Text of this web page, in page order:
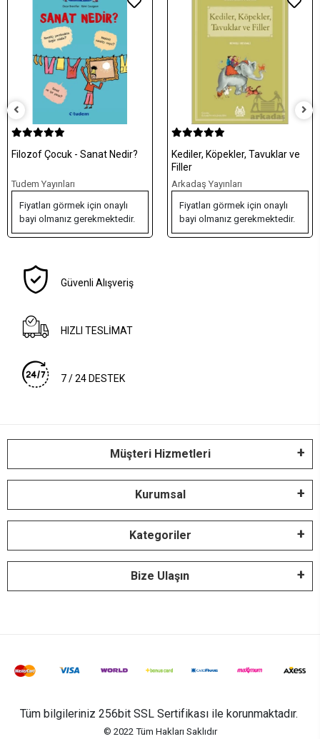
Filozof Çocuk - Sanat Nedir?
Tudem Yayınları
Fiyatları görmek için onaylı
bayi olmanız gerekmektedir.
Kediler, Köpekler, Tavuklar ve
Filler
Arkadaş Yayınları
Fiyatları görmek için onaylı
bayi olmanız gerekmektedir.
Güvenli Alışveriş
HIZLI TESLİMAT
7 / 24 DESTEK
Müşteri Hizmetleri
Kurumsal
Kategoriler
Bize Ulaşın
Tüm bilgileriniz 256bit SSL Sertifikası ile korunmaktadır.
© 2022 Tüm Hakları Saklıdır